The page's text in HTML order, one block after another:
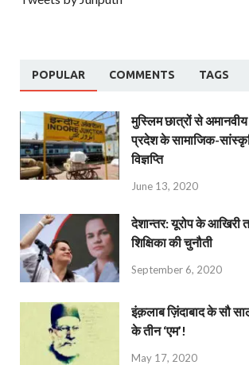
POPULAR COMMENTS TAGS
मुस्लिम छात्रों से
प्रदेश के सामाजिक-
विज्ञप्ति
June 13, 2020
देशान्‍तर: यूरोप के आखिरी
शिक्षिका की चुनौती
September 6, 2020
इंक़लाब ज़िंदाबाद के सौ
के तीन ‘एम’!
May 17, 2020